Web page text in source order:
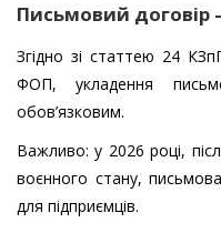
Письмовий договір
Згідно зі статтею 24
ФОП, укладення
обов’язковим.
Важливо: у 2026 році,
воєнного стану,
для підприємців.